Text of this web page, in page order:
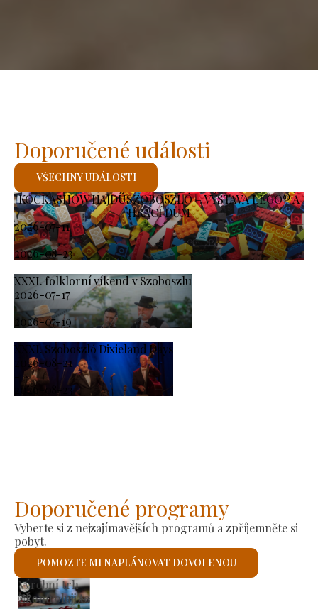
KOCKASHOW HAJDÚSZOBOSZLÓ – VÝSTAVA LEGO® A
HRACÍ DŮM
2026-07-11
-
2026-08-23
XXXI. folklorní víkend v Szoboszlu
2026-07-17
-
2026-07-19
XXXI. Szoboszló Dixieland Days
2026-08-21
-
2026-08-23
Doporučené události
VŠECHNY UDÁLOSTI
Doporučené programy
Vyberte si z nejzajímavějších programů a zpříjemněte si
pobyt.
POMOZTE MI NAPLÁNOVAT DOVOLENOU
Římskokatolický kostel sv. László
Zkontroluji to